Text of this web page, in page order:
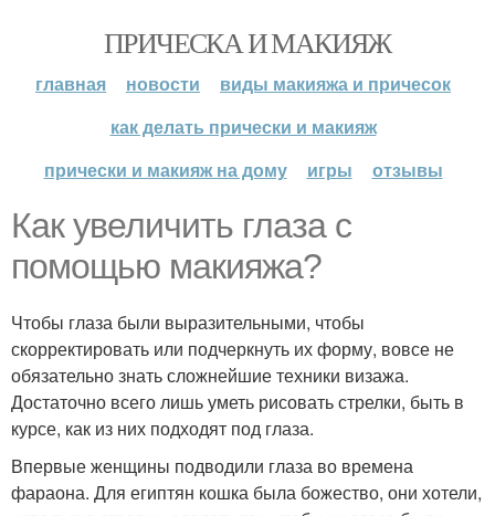
ПРИЧЕСКА И МАКИЯЖ
главная новости
виды макияжа и причесок
как делать прически и макияж
прически и макияж на дому
игры отзывы
Как увеличить глаза с
помощью макияжа?
Чтобы глаза были выразительными, чтобы
скорректировать или подчеркнуть их форму, вовсе не
обязательно знать сложнейшие техники визажа.
Достаточно всего лишь уметь рисовать стрелки, быть в
курсе, как из них подходят под глаза.
Впервые женщины подводили глаза во времена
фараона. Для египтян кошка была божество, они хотели,